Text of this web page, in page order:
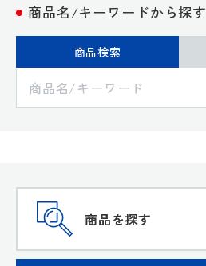
商品名/キーワードから探す
商品検索
商品を探す